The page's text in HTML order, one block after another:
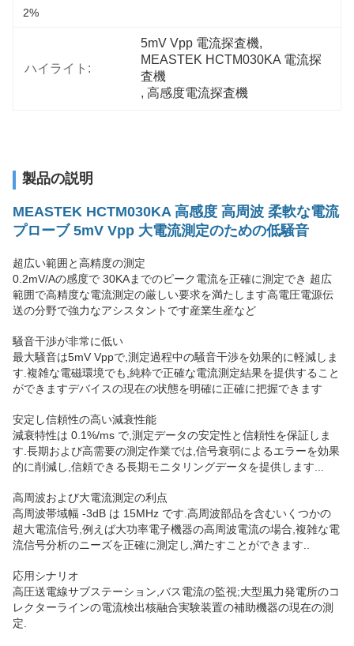
2%
ハイライト:
5mV Vpp 電流探査機,
MEASTEK HCTM030KA 電流探
査機
, 高感度電流探査機
製品の説明
MEASTEK HCTM030KA 高感度 高周波 柔軟な電流
プローブ 5mV Vpp 大電流測定のための低騒音
超広い範囲と高精度の測定
0.2mV/Aの感度で 30KAまでのピーク電流を正確に測定でき 超広
範囲で高精度な電流測定の厳しい要求を満たします高電圧電源伝
送の分野で強力なアシスタントです産業生産など
騒音干渉が非常に低い
最大騒音は5mV Vppで,測定過程中の騒音干渉を効果的に軽減しま
す.複雑な電磁環境でも,純粋で正確な電流測定結果を提供すること
ができますデバイスの現在の状態を明確に正確に把握できます
安定し信頼性の高い減衰性能
減衰特性は 0.1%/ms で,測定データの安定性と信頼性を保証しま
す.長期および高需要の測定作業では,信号衰弱によるエラーを効果
的に削減し,信頼できる長期モニタリングデータを提供します...
高周波および大電流測定の利点
高周波帯域幅 -3dB は 15MHz です.高周波部品を含むいくつかの
超大電流信号,例えば大功率電子機器の高周波電流の場合,複雑な電
流信号分析のニーズを正確に測定し,満たすことができます..
応用シナリオ
高圧送電線サブステーション,バス電流の監視;大型風力発電所のコ
レクターラインの電流検出核融合実験装置の補助機器の現在の測
定.